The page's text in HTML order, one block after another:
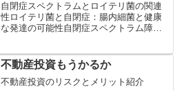
自閉症スペクトラムとロイテリ菌の関連
性ロイテリ菌と自閉症：腸内細菌と健康
な発達の可能性自閉症スペクトラム障害
む中で、注目されているのが腸内細菌の
役割です。特に、プロバイ...
不動産投資もうかるか
不動産投資のリスクとメリット紹介